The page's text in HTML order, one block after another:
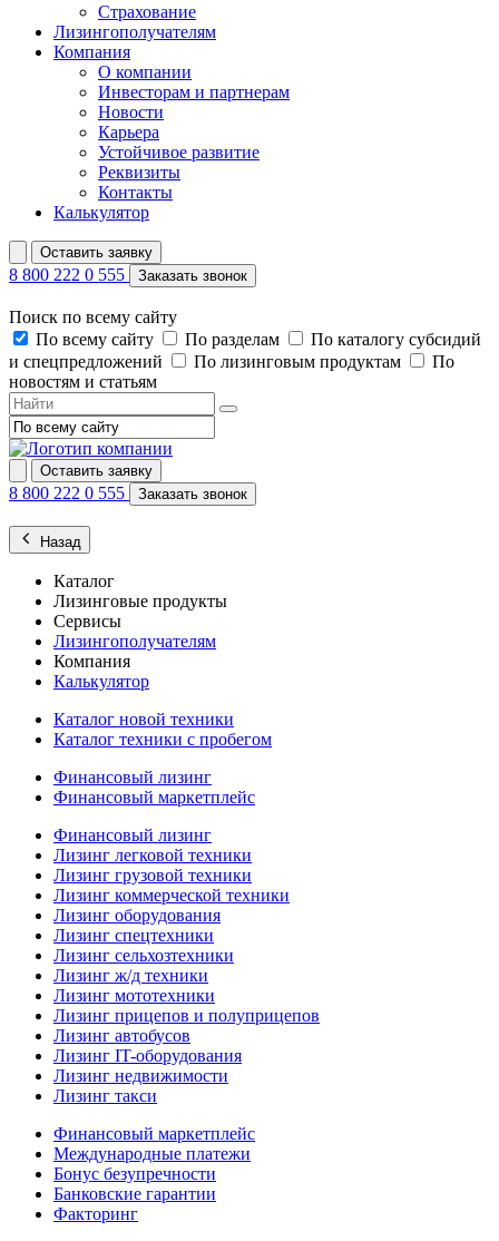
Страхование
Лизингополучателям
Компания
О компании
Инвесторам и партнерам
Новости
Карьера
Устойчивое развитие
Реквизиты
Контакты
Калькулятор
Оставить заявку
8 800 222 0 555 Заказать звонок
Поиск по всему сайту
По всему сайту
По разделам
По каталогу субсидий
и спецпредложений
По лизинговым продуктам
По
новостям и статьям
Оставить заявку
8 800 222 0 555 Заказать звонок
Назад
Каталог
Лизинговые продукты
Сервисы
Лизингополучателям
Компания
Калькулятор
Каталог новой техники
Каталог техники с пробегом
Финансовый лизинг
Финансовый маркетплейс
Финансовый лизинг
Лизинг легковой техники
Лизинг грузовой техники
Лизинг коммерческой техники
Лизинг оборудования
Лизинг спецтехники
Лизинг сельхозтехники
Лизинг ж/д техники
Лизинг мототехники
Лизинг прицепов и полуприцепов
Лизинг автобусов
Лизинг IT-оборудования
Лизинг недвижимости
Лизинг такси
Финансовый маркетплейс
Международные платежи
Бонус безупречности
Банковские гарантии
Факторинг